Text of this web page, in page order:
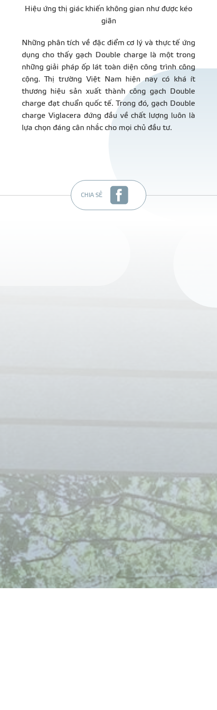
Hiệu ứng thị giác khiến không gian như được kéo
giãn
Những phân tích về đặc điểm cơ lý và thực tế ứng
dụng cho thấy gạch Double charge là một trong
những giải pháp ốp lát toàn diện công trình công
cộng. Thị trường Việt Nam hiện nay có khá ít
thương hiệu sản xuất thành công gạch Double
charge đạt chuẩn quốc tế. Trong đó, gạch Double
charge Viglacera đứng đầu về chất lượng luôn là
lựa chọn đáng cân nhắc cho mọi chủ đầu tư.
CHIA SẺ